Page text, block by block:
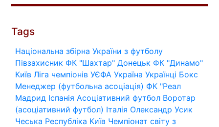
Tags
Національна збірна України з футболу
Півзахисник ФК "Шахтар" Донецьк ФК "Динамо"
Київ Ліга чемпіонів УЄФА Україна Українці Бокс
Менеджер (футбольна асоціація) ФК "Реал
Мадрид Іспанія Асоціативний футбол Воротар
(асоціативний футбол) Італія Олександр Усик
Чеська Республіка Київ Чемпіонат світу з